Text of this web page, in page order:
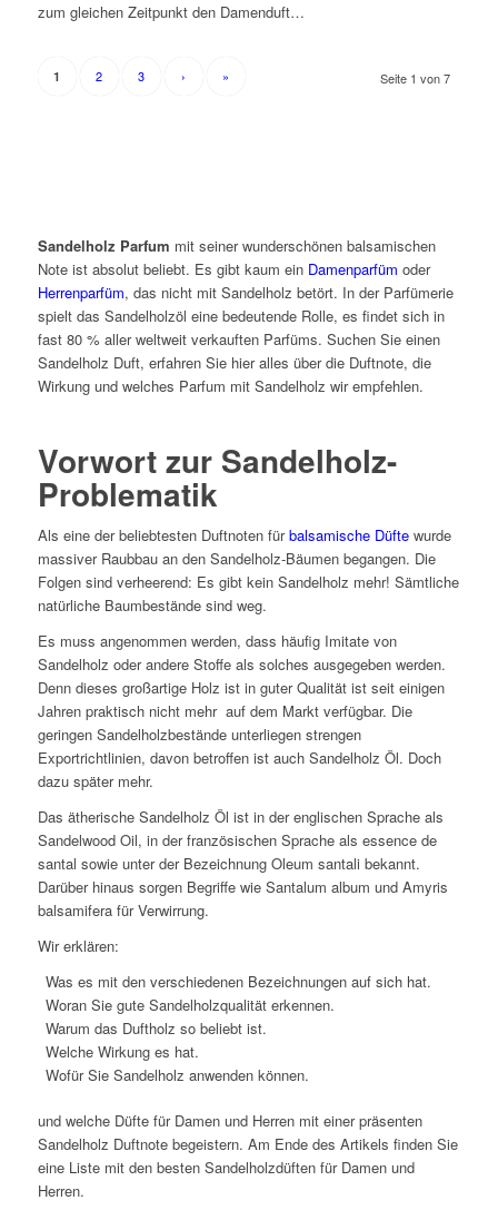
zum gleichen Zeitpunkt den Damenduft…
Seite 1 von 7
1 2 3 › »
Sandelholz Parfum mit seiner wunderschönen balsamischen
Note ist absolut beliebt. Es gibt kaum ein Damenparfüm oder
Herrenparfüm, das nicht mit Sandelholz betört. In der Parfümerie
spielt das Sandelholzöl eine bedeutende Rolle, es findet sich in
fast 80 % aller weltweit verkauften Parfüms. Suchen Sie einen
Sandelholz Duft, erfahren Sie hier alles über die Duftnote, die
Wirkung und welches Parfum mit Sandelholz wir empfehlen.
Vorwort zur Sandelholz-
Problematik
Als eine der beliebtesten Duftnoten fürbalsamische Düftewurde
massiver Raubbau an den Sandelholz-Bäumen begangen. Die
Folgen sind verheerend: Es gibt kein Sandelholz mehr! Sämtliche
natürliche Baumbestände sind weg.
Es muss angenommen werden, dass häufig Imitate von
Sandelholz oder andere Stoffe als solches ausgegeben werden.
Denn dieses großartige Holz ist in guter Qualität ist seit einigen
Jahren praktisch nicht mehr auf dem Markt verfügbar. Die
geringen Sandelholzbestände unterliegen strengen
Exportrichtlinien, davon betroffen ist auch Sandelholz Öl. Doch
dazu später mehr.
Das ätherische Sandelholz Öl ist in der englischen Sprache als
Sandelwood Oil, in der französischen Sprache als essence de
santal sowie unter der Bezeichnung Oleum santali bekannt.
Darüber hinaus sorgen Begriffe wie Santalum album und Amyris
balsamifera für Verwirrung.
Wir erklären:
Was es mit den verschiedenen Bezeichnungen auf sich hat.
Woran Sie gute Sandelholzqualität erkennen.
Warum das Duftholz so beliebt ist.
Welche Wirkung es hat.
Wofür Sie Sandelholz anwenden können.
und welche Düfte für Damen und Herren mit einer präsenten
Sandelholz Duftnote begeistern. Am Ende des Artikels finden Sie
eine Liste mit den besten Sandelholzdüften für Damen und
Herren.